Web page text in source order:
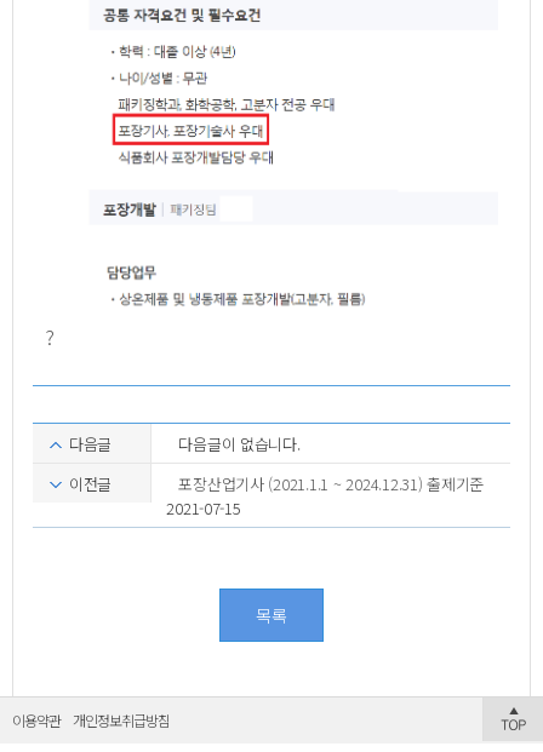
?
다음글
다음글이 없습니다.
이전글
포장산업기사 (2021.1.1 ~ 2024.12.31) 출제기준
2021-07-15
목록
이용약관 개인정보취급방침